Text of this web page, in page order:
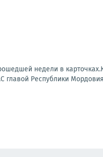
недели в
главой Республики